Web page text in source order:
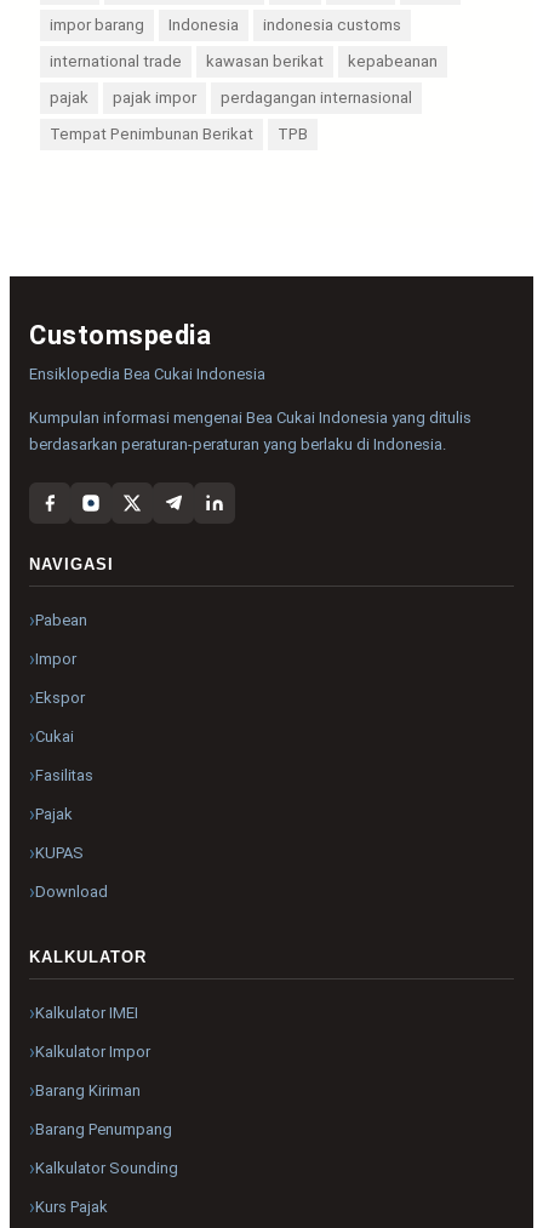
impor barang
Indonesia
indonesia customs
international trade
kawasan berikat
kepabeanan
pajak
pajak impor
perdagangan internasional
Tempat Penimbunan Berikat
TPB
Customspedia
Ensiklopedia Bea Cukai Indonesia
Kumpulan informasi mengenai Bea Cukai Indonesia yang ditulis
berdasarkan peraturan-peraturan yang berlaku di Indonesia.
NAVIGASI
Pabean
Impor
Ekspor
Cukai
Fasilitas
Pajak
KUPAS
Download
KALKULATOR
Kalkulator IMEI
Kalkulator Impor
Barang Kiriman
Barang Penumpang
Kalkulator Sounding
Kurs Pajak